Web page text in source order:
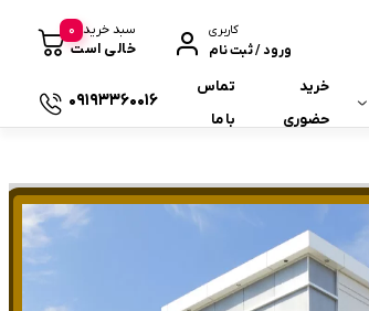
کاربری
ورود / ثبت نام
سبد خرید
خالی است
0
خرید
حضوری
تماس
با ما
09193360016